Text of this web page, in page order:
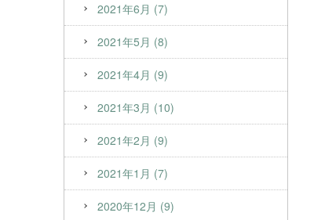
2021年6月 (7)
2021年5月 (8)
2021年4月 (9)
2021年3月 (10)
2021年2月 (9)
2021年1月 (7)
2020年12月 (9)